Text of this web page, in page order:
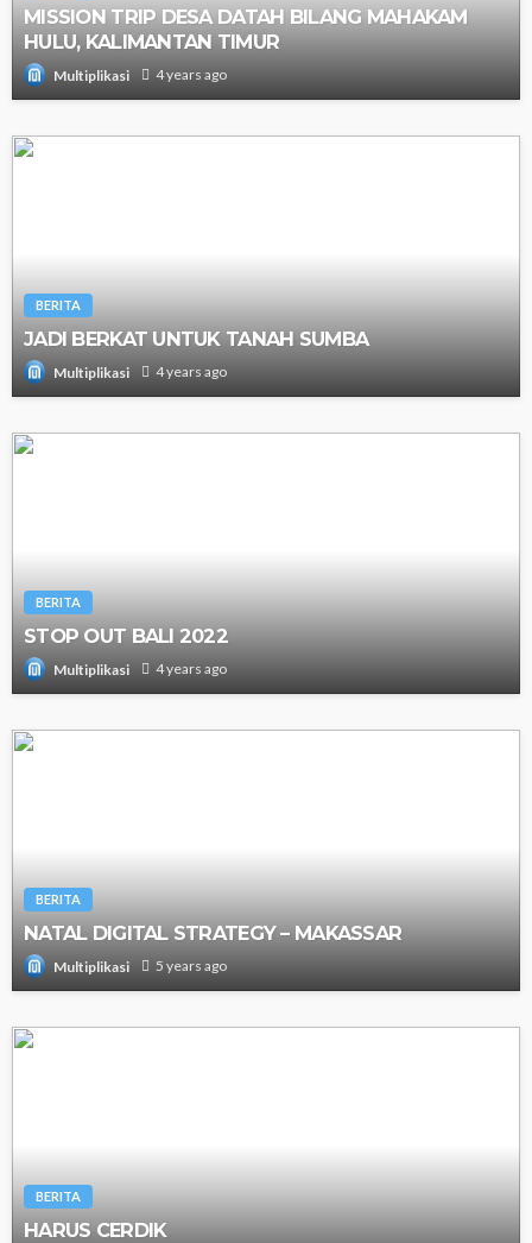
MISSION TRIP DESA DATAH BILANG MAHAKAM
HULU, KALIMANTAN TIMUR
Multiplikasi 4 years ago
BERITA
JADI BERKAT UNTUK TANAH SUMBA
Multiplikasi 4 years ago
BERITA
STOP OUT BALI 2022
Multiplikasi 4 years ago
BERITA
NATAL DIGITAL STRATEGY – MAKASSAR
Multiplikasi 5 years ago
BERITA
HARUS CERDIK